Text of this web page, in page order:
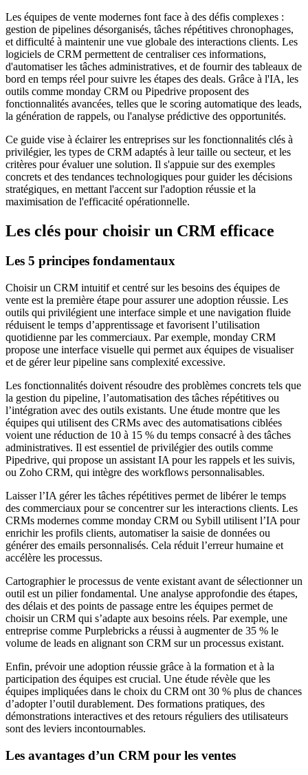
Les équipes de vente modernes font face à des défis complexes :
gestion de pipelines désorganisés, tâches répétitives chronophages,
et difficulté à maintenir une vue globale des interactions clients. Les
logiciels de CRM permettent de centraliser ces informations,
d'automatiser les tâches administratives, et de fournir des tableaux de
bord en temps réel pour suivre les étapes des deals. Grâce à l'IA, les
outils comme monday CRM ou Pipedrive proposent des
fonctionnalités avancées, telles que le scoring automatique des leads,
la génération de rappels, ou l'analyse prédictive des opportunités.
Ce guide vise à éclairer les entreprises sur les fonctionnalités clés à
privilégier, les types de CRM adaptés à leur taille ou secteur, et les
critères pour évaluer une solution. Il s'appuie sur des exemples
concrets et des tendances technologiques pour guider les décisions
stratégiques, en mettant l'accent sur l'adoption réussie et la
maximisation de l'efficacité opérationnelle.
Les clés pour choisir un CRM efficace
Les 5 principes fondamentaux
Choisir un CRM intuitif et centré sur les besoins des équipes de
vente est la première étape pour assurer une adoption réussie. Les
outils qui privilégient une interface simple et une navigation fluide
réduisent le temps d’apprentissage et favorisent l’utilisation
quotidienne par les commerciaux. Par exemple, monday CRM
propose une interface visuelle qui permet aux équipes de visualiser
et de gérer leur pipeline sans complexité excessive.
Les fonctionnalités doivent résoudre des problèmes concrets tels que
la gestion du pipeline, l’automatisation des tâches répétitives ou
l’intégration avec des outils existants. Une étude montre que les
équipes qui utilisent des CRMs avec des automatisations ciblées
voient une réduction de 10 à 15 % du temps consacré à des tâches
administratives. Il est essentiel de privilégier des outils comme
Pipedrive, qui propose un assistant IA pour les rappels et les suivis,
ou Zoho CRM, qui intègre des workflows personnalisables.
Laisser l’IA gérer les tâches répétitives permet de libérer le temps
des commerciaux pour se concentrer sur les interactions clients. Les
CRMs modernes comme monday CRM ou Sybill utilisent l’IA pour
enrichir les profils clients, automatiser la saisie de données ou
générer des emails personnalisés. Cela réduit l’erreur humaine et
accélère les processus.
Cartographier le processus de vente existant avant de sélectionner un
outil est un pilier fondamental. Une analyse approfondie des étapes,
des délais et des points de passage entre les équipes permet de
choisir un CRM qui s’adapte aux besoins réels. Par exemple, une
entreprise comme Purplebricks a réussi à augmenter de 35 % le
volume de leads en alignant son CRM sur un processus existant.
Enfin, prévoir une adoption réussie grâce à la formation et à la
participation des équipes est crucial. Une étude révèle que les
équipes impliquées dans le choix du CRM ont 30 % plus de chances
d’adopter l’outil durablement. Des formations pratiques, des
démonstrations interactives et des retours réguliers des utilisateurs
sont des leviers incontournables.
Les avantages d’un CRM pour les ventes